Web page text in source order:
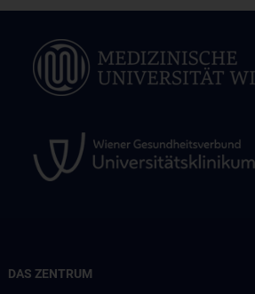
DAS ZENTRUM